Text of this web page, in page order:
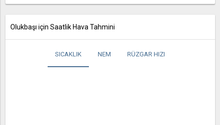
Olukbaşı için Saatlik Hava Tahmini
SICAKLIK NEM RÜZGAR HIZI